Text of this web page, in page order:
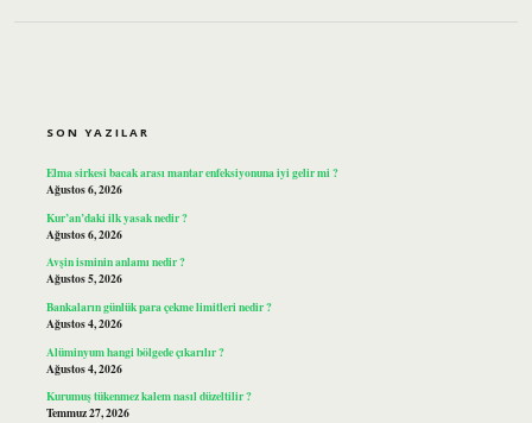
SON YAZILAR
Elma sirkesi bacak arası mantar enfeksiyonuna iyi gelir mi ?
Ağustos 6, 2026
Kur’an’daki ilk yasak nedir ?
Ağustos 6, 2026
Avşin isminin anlamı nedir ?
Ağustos 5, 2026
Bankaların günlük para çekme limitleri nedir ?
Ağustos 4, 2026
Alüminyum hangi bölgede çıkarılır ?
Ağustos 4, 2026
Kurumuş tükenmez kalem nasıl düzeltilir ?
Temmuz 27, 2026